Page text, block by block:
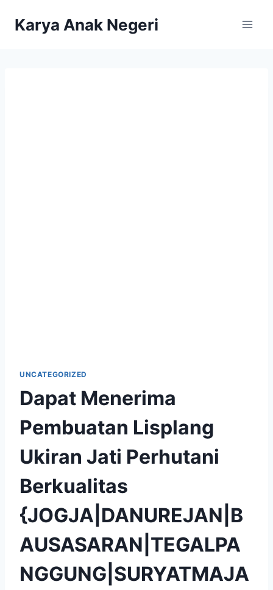
Karya Anak Negeri
UNCATEGORIZED
Dapat Menerima
Pembuatan Lisplang
Ukiran Jati Perhutani
Berkualitas
{JOGJA|DANUREJAN|B
AUSASARAN|TEGALPA
NGGUNG|SURYATMAJA